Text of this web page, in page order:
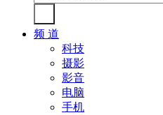
频 道
科技
摄影
影音
电脑
手机